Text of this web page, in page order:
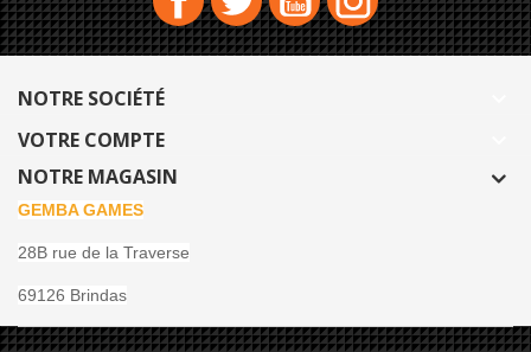
NOTRE SOCIÉTÉ
VOTRE COMPTE
NOTRE MAGASIN
GEMBA GAMES
28B rue de la Traverse
69126 Brindas